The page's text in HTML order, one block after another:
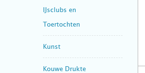
IJsclubs en
Toertochten
Kunst
Kouwe Drukte